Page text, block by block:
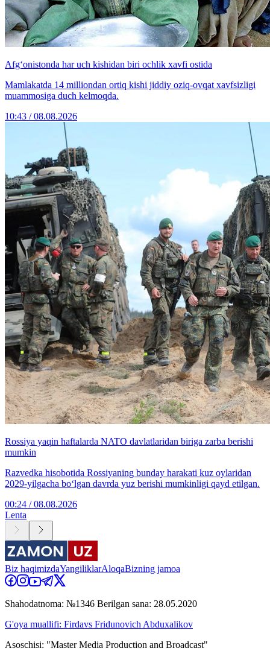
Afg‘onistonda har uch kishidan biri ochlik xavfi ostida
Mamlakatda 14 milliondan ortiq kishi jiddiy oziq-ovqat xavfsizligi
muammosiga duch kelmoqda.
10:43 / 08.08.2026
Rossiya yaqin haftalarda NATO davlatlaridan biriga zarba berishi
mumkin
Razvedka hisobotida Rossiyaning bunday harakati kuz oylaridan
2029-yilgacha bo‘lgan davrda yuz berishi mumkinligi qayd etilgan.
00:24 / 08.08.2026
Lenta
Biz haqimizdaYangiliklarAloqaBizning jamoa
Shahodatnoma: №1346 Berilgan sana: 28.05.2020
G'oya muallifi: Firdavs Fridunovich Abduxalikov
Asoschisi: "Master Media Production and Broadcast"